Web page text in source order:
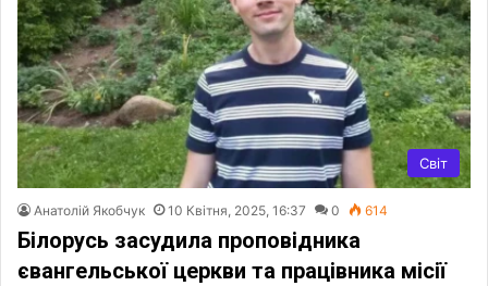
Світ
Анатолій Якобчук 10 Квітня, 2025, 16:37 0 614
Білорусь засудила проповідника
євангельської церкви та працівника місії